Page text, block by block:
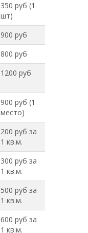
350 руб (1
шт)
900 руб
800 руб
1200 руб
900 руб (1
место)
200 руб за
1 кв.м.
300 руб за
1 кв.м.
500 руб за
1 кв.м.
600 руб за
1 кв.м.